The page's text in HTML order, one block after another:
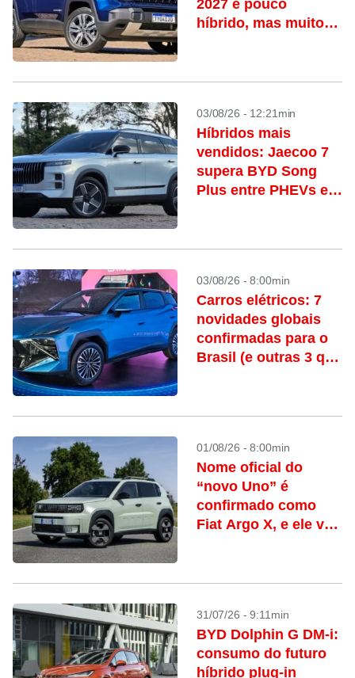
2027 é pouco
híbrido, mas muito
03/08/26 - 12:21min
Híbridos mais
vendidos: Jaecoo 7
supera BYD Song
Plus entre PHEVs e
03/08/26 - 8:00min
Carros elétricos: 7
novidades globais
confirmadas para o
Brasil (e outras 3 que
01/08/26 - 8:00min
Nome oficial do
“novo Uno” é
confirmado como
Fiat Argo X, e ele vai
31/07/26 - 9:11min
BYD Dolphin G DM-i:
consumo do futuro
híbrido plug-in